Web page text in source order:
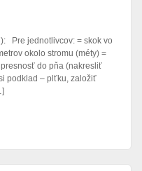
Pre jednotlivcov: = skok vo
okolo stromu (méty) =
do pňa (nakresliť
podklad – plťku, založiť